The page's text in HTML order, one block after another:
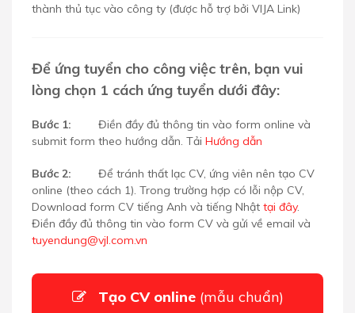
thành thủ tục vào công ty (được hỗ trợ bởi VIJA Link)
Để ứng tuyển cho công việc trên, bạn vui
lòng chọn 1 cách ứng tuyển dưới đây:
Bước 1:
Điền đầy đủ thông tin vào form online và
submit form theo hướng dẫn. Tải Hướng dẫn
Bước 2:
Để tránh thất lạc CV, ứng viên nên tạo CV
online (theo cách 1). Trong trường hợp có lỗi nộp CV,
Download form CV tiếng Anh và tiếng Nhật tại đây.
Điền đầy đủ thông tin vào form CV và gửi về email và
tuyendung@vjl.com.vn
Tạo CV online (mẫu chuẩn)